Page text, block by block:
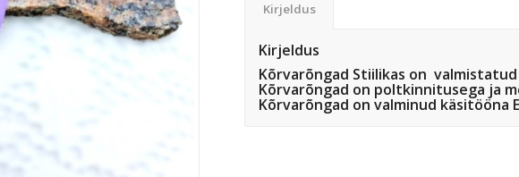
Kirjeldus
Kirjeldus
Kõrvarõngad Stiilikas on
Kõrvarõngad on poltkinnitusega ja
Kõrvarõngad on valminud käsitööna